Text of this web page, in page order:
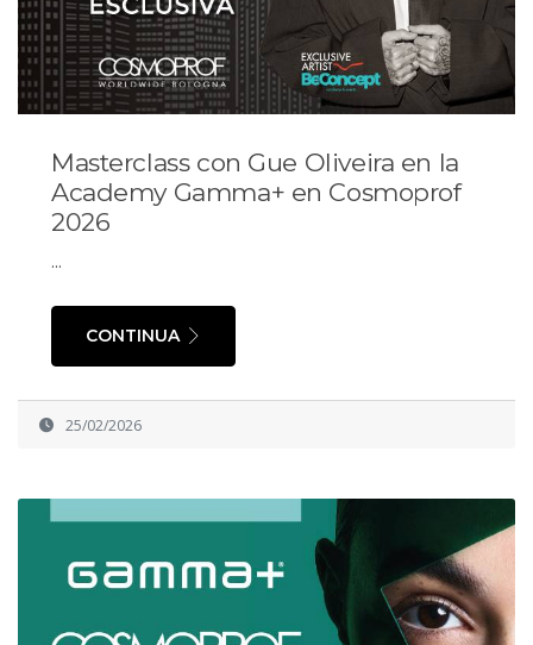
Masterclass con Gue Oliveira en la
Academy Gamma+ en Cosmoprof
2026
...
CONTINUA
25/02/2026